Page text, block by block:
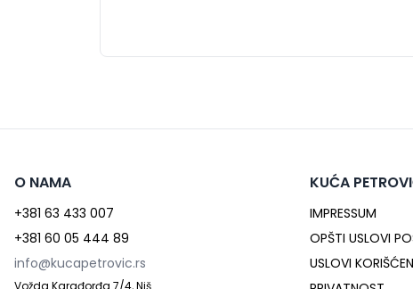
O NAMA
+381 63 433 007
+381 60 05 444 89
info@kucapetrovic.rs
Vožda Karađorđa 7/4, Niš
KUĆA
IMPRESSUM
OPŠTI USLOVI
USLOVI